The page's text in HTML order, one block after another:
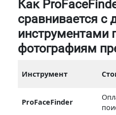
Как
сравнивается с
инструментами
фотографиям
Инструмент
ProFaceFinder